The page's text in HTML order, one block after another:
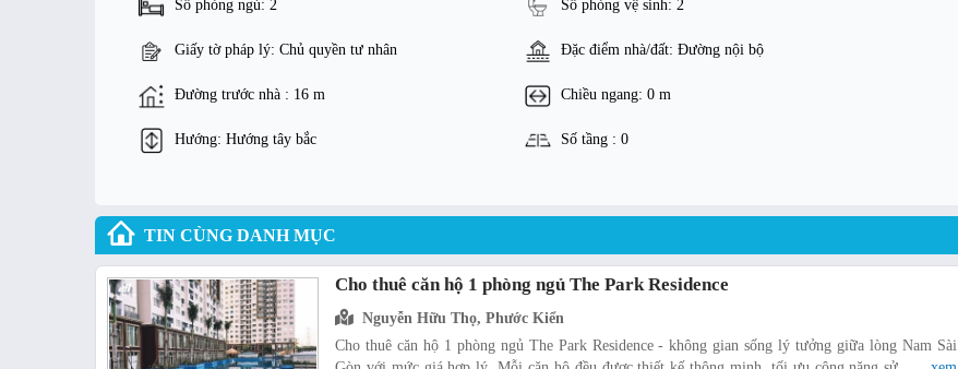
Số phòng ngủ: 2 Số phòng vệ sinh: 2
Giấy tờ pháp lý: Chủ quyền tư nhân Đặc điểm nhà/đất: Đường nội bộ
Đường trước nhà : 16 m Chiều ngang: 0 m
Hướng: Hướng tây bắc Số tầng : 0
TIN CÙNG DANH MỤC
Cho thuê căn hộ 1 phòng ngủ The Park Residence
Nguyễn Hữu Thọ, Phước Kiển
Cho thuê căn hộ 1 phòng ngủ The Park Residence - không gian sống lý tưởng giữa lòng Nam Sài